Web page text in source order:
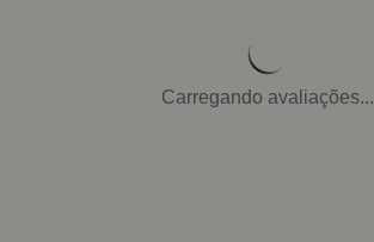
Carregando avaliações...